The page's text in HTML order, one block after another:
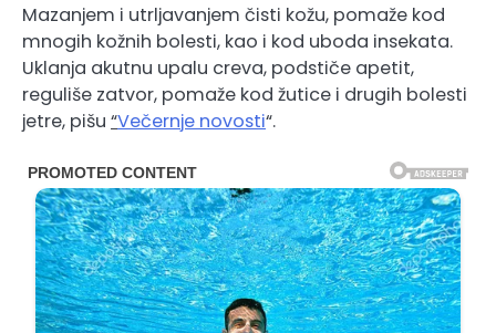
Mazanjem i utrljavanjem čisti kožu, pomaže kod
mnogih kožnih bolesti, kao i kod uboda insekata.
Uklanja akutnu upalu creva, podstiče apetit,
reguliše zatvor, pomaže kod žutice i drugih bolesti
jetre, pišu “Večernje novosti“.